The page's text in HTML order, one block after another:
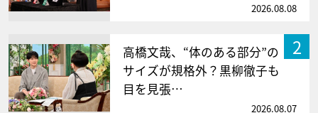
2026.08.08
2
高橋文哉、“体のある部分”の
サイズが規格外？黒柳徹子も
目を見張…
2026.08.07